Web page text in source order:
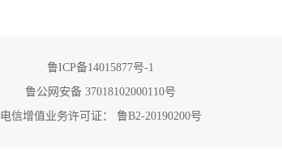
鲁ICP备14015877号-1
鲁公网安备 37018102000110号
电信增值业务许可证： 鲁B2-20190200号